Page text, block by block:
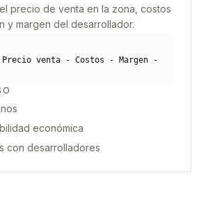
precio de venta en la zona, costos
y margen del desarrollador.
venta - Costos - Margen -
económica
con desarrolladores